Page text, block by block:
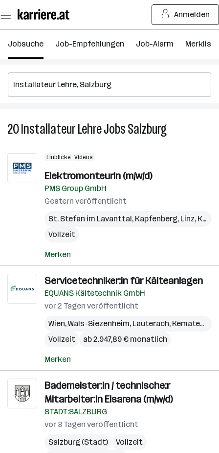
Seiteninhalt
springen
Anmelden
Jobsuche Job-Empfehlungen Job-Alarm Merkliste
20Installateur LehreJobsSalzburg20
Installateur
Einblicke Videos
ElektromonteurIn (m/w/d)
PMS Group GmbH
Gestern veröffentlicht
St. Stefan im Lavanttal, Kapfenberg, Linz, Kundl
Vollzeit
Merken
Servicetechniker:in für Kälteanlagen
EQUANS Kältetechnik GmbH
vor 2 Tagen veröffentlicht
Wien,Wals-Siezenheim, Lauterach, Kematen an der Krems
Vollzeit
ab 2.947,89 € monatlich
Merken
Bademeister:in / technische:r
Mitarbeiter:in Eisarena (m/w/d)
STADT:SALZBURG
vor 3 Tagen veröffentlicht
Salzburg (Stadt)
Vollzeit